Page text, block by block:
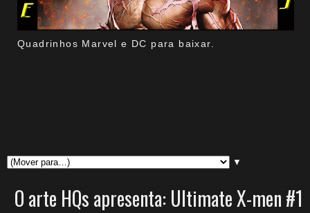
Quadrinhos Marvel e DC para baixar.
▼
O arte HQs apresenta: Ultimate X-men #1